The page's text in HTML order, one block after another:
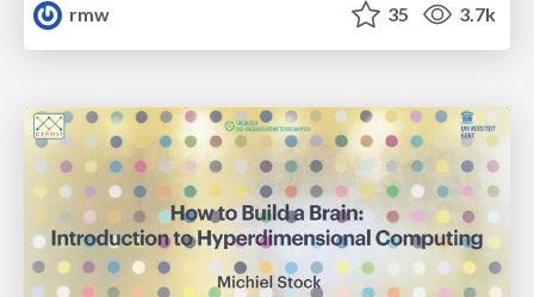
rmw
35 3.7k